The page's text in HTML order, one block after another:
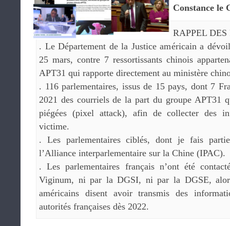
Constance le
RAPPEL DES
. Le Département de la Justice américain a
25 mars, contre 7 ressortissants chinois
APT31 qui rapporte directement au ministère
. 116 parlementaires, issus de 15 pays, dont 7
2021 des courriels de la part du groupe APT31
piégées (pixel attack), afin de collecter des
victime.
. Les parlementaires ciblés, dont je fais
l’Alliance interparlementaire sur la Chine (IPAC).
. Les parlementaires français n’ont été
Viginum, ni par la DGSI, ni par la DGSE,
américains disent avoir transmis des
autorités françaises dès 2022.